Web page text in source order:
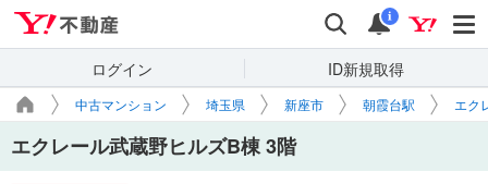
検索 通知
i
ログイン ID新規取得
中古マンション 埼玉県 新座市 朝霞台駅 エク
エクレール武蔵野ヒルズB棟 3階